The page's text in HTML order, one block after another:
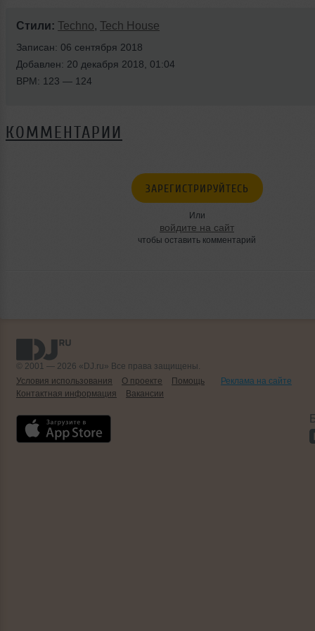
Стили: Techno, Tech House
Записан: 06 сентября 2018
Добавлен: 20 декабря 2018, 01:04
BPM: 123 — 124
КОММЕНТАРИИ
ЗАРЕГИСТРИРУЙТЕСЬ
Или
войдите на сайт
чтобы оставить комментарий
© 2001 — 2026 «DJ.ru» Все права защищены.
Условия использования
О проекте Помощь
Реклама на сайте
Контактная информация
Вакансии